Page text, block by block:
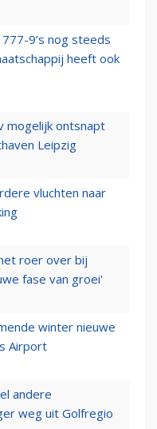
9’s nog steeds
heeft ook
mogelijk ontsnapt
Leipzig
vluchten naar
roer over bij
fase van groei'
winter nieuwe
Airport
andere
weg uit Golfregio